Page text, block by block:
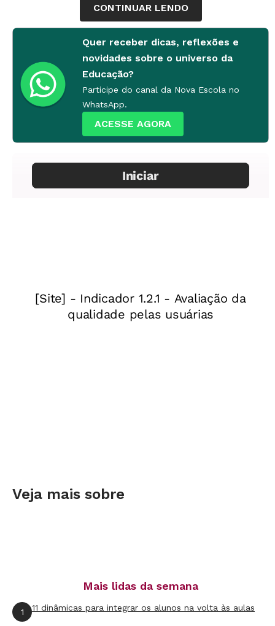
Recursos necessários
Folha de papel A4 branca;
Atividades impressas em folhas, coladas no
caderno ou não.
CONTINUAR LENDO
Quer receber dicas, reflexões e
novidades sobre o universo da
Educação?
Participe do canal da Nova Escola no
WhatsApp.
ACESSE AGORA
Veja mais sobre
Mais lidas da semana
1 11 dinâmicas para integrar os alunos na volta às aulas